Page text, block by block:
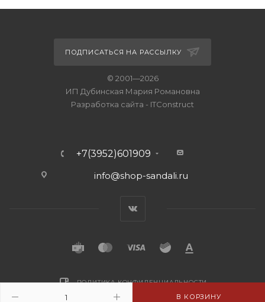
В КОРЗИНУ
ПОДПИСАТЬСЯ НА РАССЫЛКУ
© 2001—2026
ИП Дубинская Мария Романовна
Разработка сайта - ITConstruct
+7(3952)601909
info@shop-sandali.ru
ПОЛИТИКА КОНФИДЕНЦИАЛЬНОСТИ